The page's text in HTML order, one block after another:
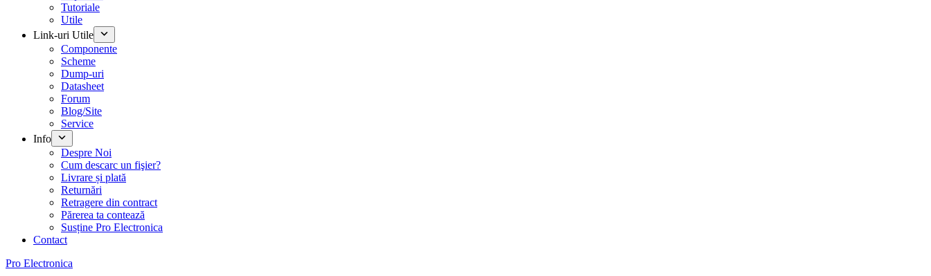
Tutoriale
Utile
Link-uri Utile
Componente
Scheme
Dump-uri
Datasheet
Forum
Blog/Site
Service
Info
Despre Noi
Cum descarc un fişier?
Livrare și plată
Returnări
Retragere din contract
Părerea ta contează
Susține Pro Electronica
Contact
Pro Electronica